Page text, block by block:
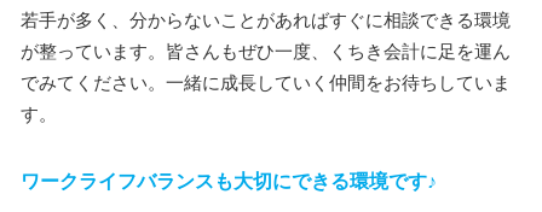
若手が多く、分からないことがあればすぐに相談できる環境
が整っています。皆さんもぜひ一度、くちき会計に足を運ん
でみてください。一緒に成長していく仲間をお待ちしていま
す。
ワークライフバランスも大切にできる環境です♪